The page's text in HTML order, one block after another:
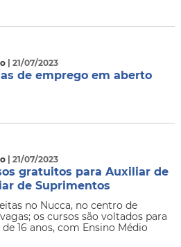
| 21/07/2023
de emprego em aberto
| 21/07/2023
gratuitos para Auxiliar de
de Suprimentos
no Nucca, no centro de
os cursos são voltados para
16 anos, com Ensino Médio